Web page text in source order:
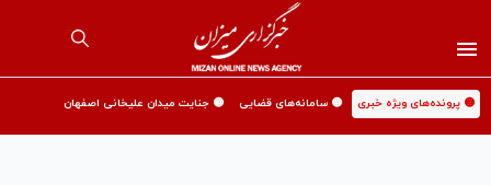
🟡 پرونده‌های ویژه خبری 🟡 سامانه‌های قضایی 🟡 جنایت میدان علیخانی اصفهان